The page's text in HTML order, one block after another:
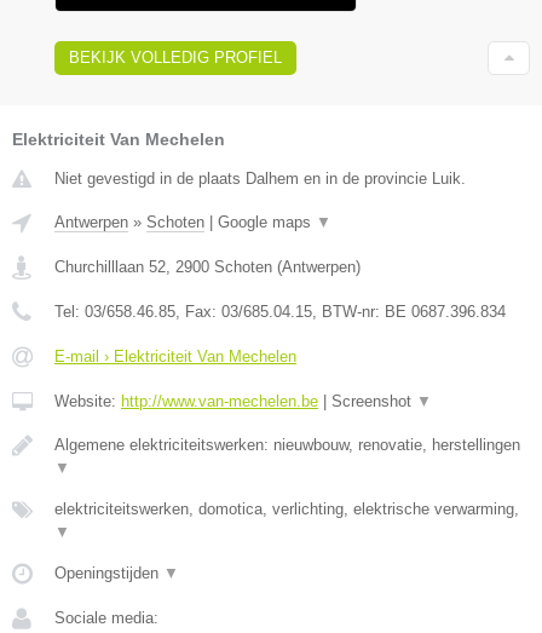
BEKIJK VOLLEDIG PROFIEL
Elektriciteit Van Mechelen
Niet gevestigd in de plaats Dalhem en in de provincie Luik.
Antwerpen » Schoten Google maps ▼
Churchilllaan 52, 2900 Schoten (Antwerpen)
Tel: 03/658.46.85, Fax: 03/685.04.15, BTW-nr: BE 0687.396.834
E-mail › Elektriciteit Van Mechelen
Website: http://www.van-mechelen.be Screenshot ▼
Algemene elektriciteitswerken: nieuwbouw, renovatie, herstellingen
▼
elektriciteitswerken, domotica, verlichting, elektrische verwarming,
▼
Openingstijden ▼
Sociale media: